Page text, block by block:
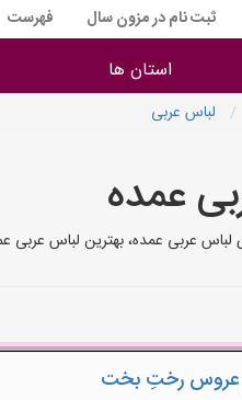
ثبت نام در مزون سال فهرست
استان ها
لباس عربی
عمده
عربی عمده، بهترین لباس
عروس رختِ بخت